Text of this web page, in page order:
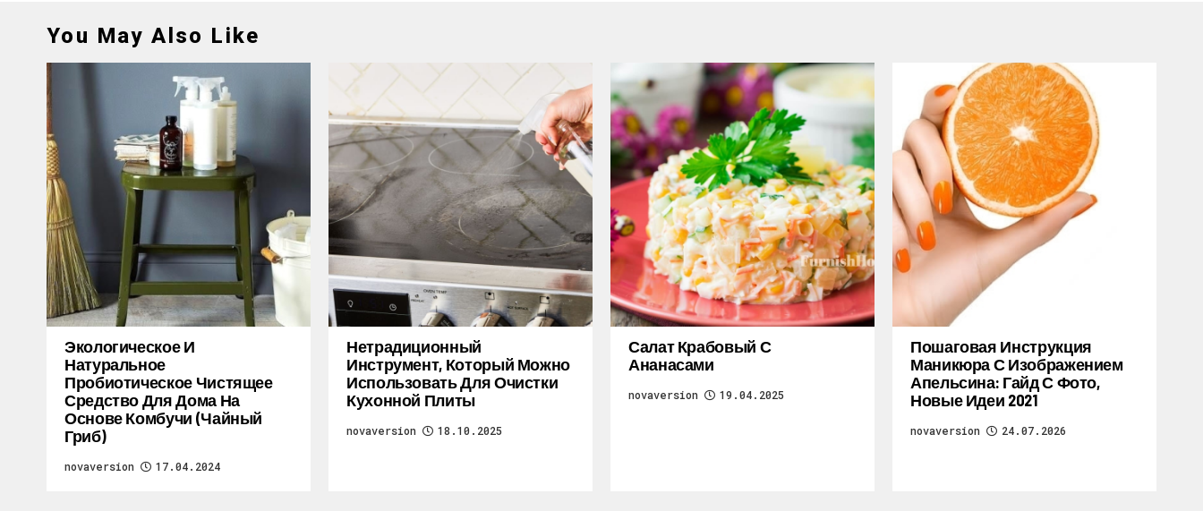
You May Also Like
Экологическое И
Натуральное
Пробиотическое Чистящее
Средство Для Дома На
Основе Комбучи (чайный
Гриб)
novaversion 17.04.2024
Нетрадиционный
Инструмент, Который Можно
Использовать Для Очистки
Кухонной Плиты
novaversion 18.10.2025
Салат Крабовый С
Ананасами
novaversion 19.04.2025
Пошаговая Инструкция
Маникюра С Изображением
Апельсина: Гайд С Фото,
Новые Идеи 2021
novaversion 24.07.2026